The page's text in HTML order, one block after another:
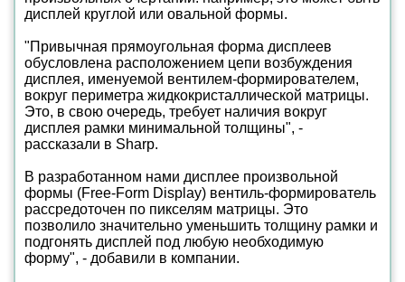
дисплей круглой или овальной формы.
"Привычная прямоугольная форма дисплеев
обусловлена расположением цепи возбуждения
дисплея, именуемой вентилем-формирователем,
вокруг периметра жидкокристаллической матрицы.
Это, в свою очередь, требует наличия вокруг
дисплея рамки минимальной толщины", -
рассказали в Sharp.
В разработанном нами дисплее произвольной
формы (Free-Form Display) вентиль-формирователь
рассредоточен по пикселям матрицы. Это
позволило значительно уменьшить толщину рамки и
подгонять дисплей под любую необходимую
форму", - добавили в компании.